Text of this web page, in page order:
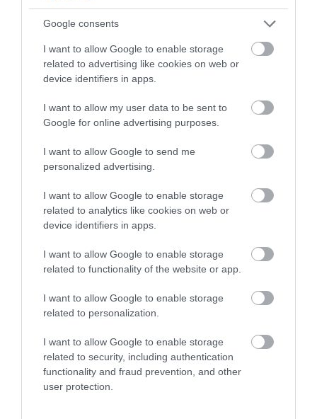
Google consents
I want to allow Google to enable storage
related to advertising like cookies on web or
device identifiers in apps.
I want to allow my user data to be sent to
Google for online advertising purposes.
I want to allow Google to send me
personalized advertising.
I want to allow Google to enable storage
related to analytics like cookies on web or
device identifiers in apps.
I want to allow Google to enable storage
related to functionality of the website or app.
I want to allow Google to enable storage
related to personalization.
I want to allow Google to enable storage
related to security, including authentication
functionality and fraud prevention, and other
user protection.
Szelfimúzeumban
Élményfestő stúdiókkal, műtermekkel szerencsére
már Dunát lehet rekeszteni Budapesten – olyan